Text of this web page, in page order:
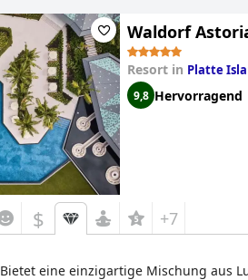
Waldorf
Resort in Platte
9,8 Hervorragend
$ +7
Bietet eine einzigartige Mischung aus